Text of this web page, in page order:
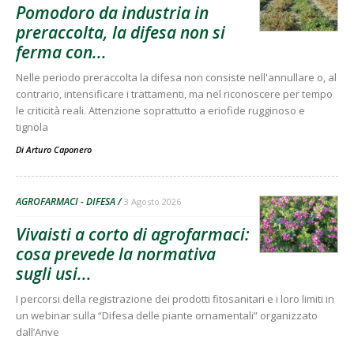
Pomodoro da industria in
preraccolta, la difesa non si
ferma con...
Nelle periodo preraccolta la difesa non consiste nell'annullare o, al
contrario, intensificare i trattamenti, ma nel riconoscere per tempo
le criticità reali. Attenzione soprattutto a eriofide rugginoso e
tignola
Di Arturo Caponero
AGROFARMACI - DIFESA 3 Agosto 2026
Vivaisti a corto di agrofarmaci:
cosa prevede la normativa
sugli usi...
I percorsi della registrazione dei prodotti fitosanitari e i loro limiti in
un webinar sulla “Difesa delle piante ornamentali” organizzato
dall’Anve